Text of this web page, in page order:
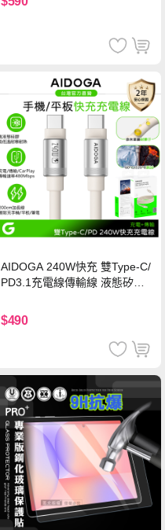
AIDOGA 240W快充 雙Type-C/
PD3.1充電線傳輸線 液態矽膠
機/平板/筆電
$490